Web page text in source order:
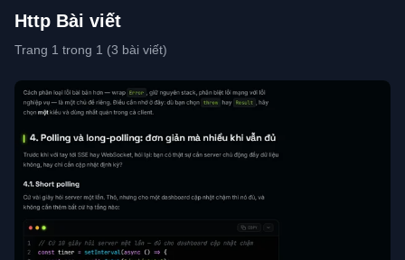
Http Bài viết
Trang 1 trong 1 (3 bài viết)